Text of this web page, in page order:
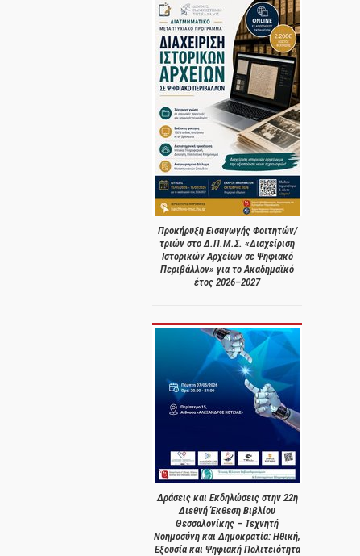
Προκήρυξη Εισαγωγής Φοιτητών/
τριών στο Δ.Π.Μ.Σ. «Διαχείριση
Ιστορικών Αρχείων σε Ψηφιακό
Περιβάλλον» για το Ακαδημαϊκό
έτος 2026–2027
Δράσεις και Εκδηλώσεις στην 22η
Διεθνή Έκθεση Βιβλίου
Θεσσαλονίκης – Τεχνητή
Νοημοσύνη και Δημοκρατία: Ηθική,
Εξουσία και Ψηφιακή Πολιτειότητα